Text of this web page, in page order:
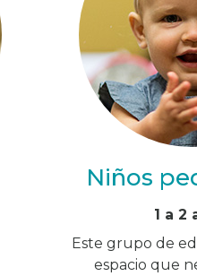
Niños
1 a 2
Este grupo de
espacio que